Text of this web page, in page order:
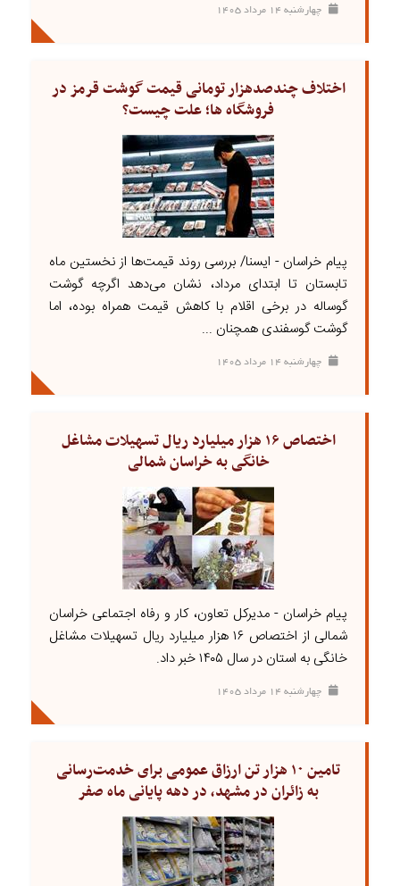
چهارشنبه ۱۴ مرداد ۱۴۰۵
اختلاف چندصدهزار تومانی قیمت گوشت قرمز در
فروشگاه ها؛ علت چیست؟
پیام خراسان - ایسنا/ بررسی روند قیمت‌ها از نخستین ماه
تابستان تا ابتدای مرداد، نشان می‌دهد اگرچه گوشت
گوساله در برخی اقلام با کاهش قیمت همراه بوده، اما
گوشت گوسفندی همچنان ...
چهارشنبه ۱۴ مرداد ۱۴۰۵
اختصاص ۱۶ هزار میلیارد ریال تسهیلات مشاغل
خانگی به خراسان شمالی
پیام خراسان - مدیرکل تعاون، کار و رفاه اجتماعی خراسان
شمالی از اختصاص ۱۶ هزار میلیارد ریال تسهیلات مشاغل
خانگی به استان در سال ۱۴۰۵ خبر داد.
چهارشنبه ۱۴ مرداد ۱۴۰۵
تامین ۱۰ هزار تن ارزاق عمومی برای خدمت‌رسانی
به زائران در مشهد، در دهه پایانی ماه صفر